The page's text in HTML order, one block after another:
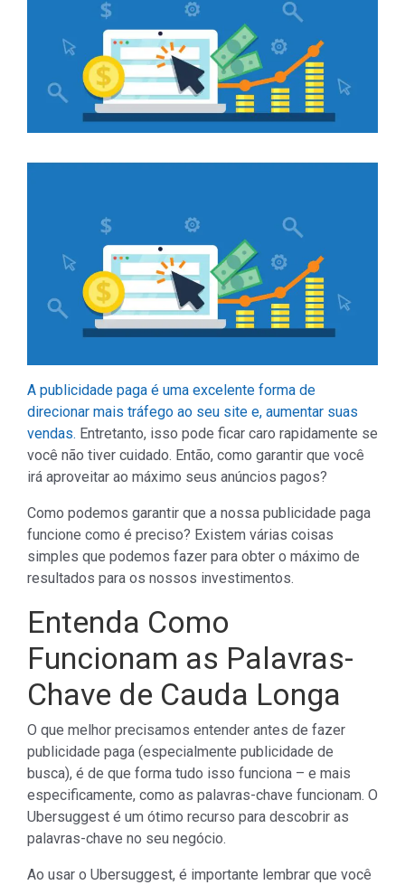
A publicidade paga é uma excelente forma de
direcionar mais tráfego ao seu site e, aumentar suas
vendas. Entretanto, isso pode ficar caro rapidamente se
você não tiver cuidado. Então, como garantir que você
irá aproveitar ao máximo seus anúncios pagos?
Como podemos garantir que a nossa publicidade paga
funcione como é preciso? Existem várias coisas
simples que podemos fazer para obter o máximo de
resultados para os nossos investimentos.
Entenda Como
Funcionam as Palavras-
Chave de Cauda Longa
O que melhor precisamos entender antes de fazer
publicidade paga (especialmente publicidade de
busca), é de que forma tudo isso funciona – e mais
especificamente, como as palavras-chave funcionam. O
Ubersuggest é um ótimo recurso para descobrir as
palavras-chave no seu negócio.
Ao usar o Ubersuggest, é importante lembrar que você